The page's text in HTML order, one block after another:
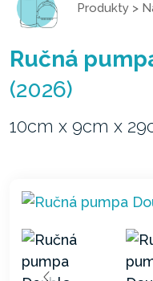
Produkty >
Ručná
(2026)
10cm x 9cm x